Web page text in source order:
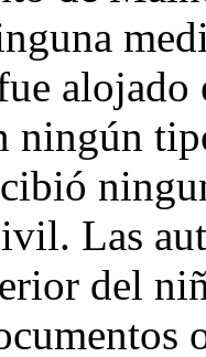
alojado
ningún
Las
del